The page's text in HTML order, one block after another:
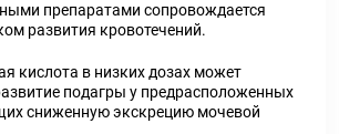
препаратами сопровождается
развития кровотечений.
кислота в низких дозах может
подагры у предрасположенных
сниженную экскрецию мочевой